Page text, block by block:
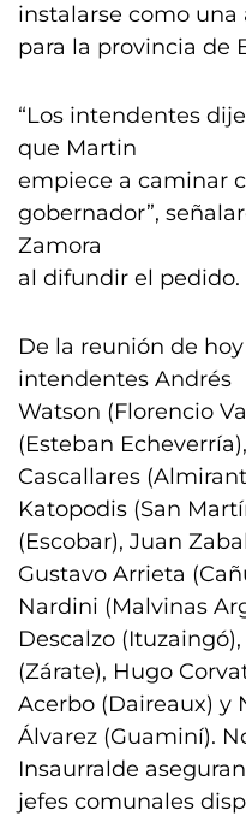
instalarse como una
para la provincia de
“Los intendentes
que Martin
empiece a caminar
gobernador”,
Zamora
al difundir el pedido.
De la reunión de
intendentes Andrés
Watson (Florencio
(Esteban
Cascallares
Katopodis (San
(Escobar), Juan
Gustavo Arrieta
Nardini (Malvinas
Descalzo
(Zárate), Hugo
Acerbo (Daireaux) y
Álvarez (Guaminí).
Insaurralde
jefes comunales